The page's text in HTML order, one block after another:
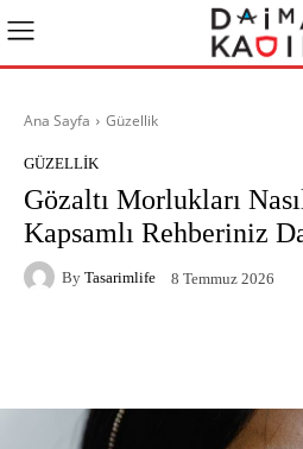
Ana Sayfa Güzellik
GÜZELLIK
Gözaltı Morlukları
Kapsamlı Rehberiniz
By Tasarimlife 8 Temmuz 2026